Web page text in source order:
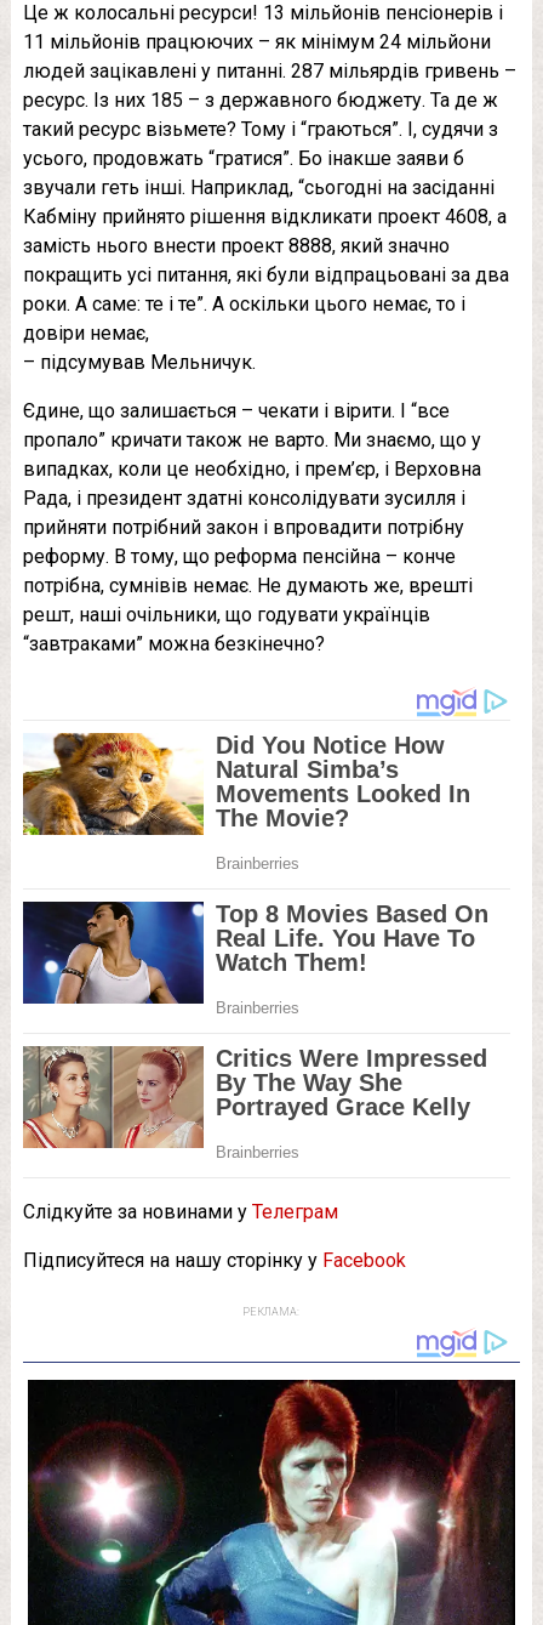
Це ж колосальні ресурси! 13 мільйонів пенсіонерів і
11 мільйонів працюючих – як мінімум 24 мільйони
людей зацікавлені у питанні. 287 мільярдів гривень –
ресурс. Із них 185 – з державного бюджету. Та де ж
такий ресурс візьмете? Тому і “граються”. І, судячи з
усього, продовжать “гратися”. Бо інакше заяви б
звучали геть інші. Наприклад, “сьогодні на засіданні
Кабміну прийнято рішення відкликати проект 4608, а
замість нього внести проект 8888, який значно
покращить усі питання, які були відпрацьовані за два
роки. А саме: те і те”. А оскільки цього немає, то і
довіри немає,
– підсумував Мельничук.
Єдине, що залишається – чекати і вірити. І “все
пропало” кричати також не варто. Ми знаємо, що у
випадках, коли це необхідно, і прем’єр, і Верховна
Рада, і президент здатні консолідувати зусилля і
прийняти потрібний закон і впровадити потрібну
реформу. В тому, що реформа пенсійна – конче
потрібна, сумнівів немає. Не думають же, врешті
решт, наші очільники, що годувати українців
“завтраками” можна безкінечно?
Слідкуйте за новинами у Телеграм
Підписуйтеся на нашу сторінку у Facebook
РЕКЛАМА: